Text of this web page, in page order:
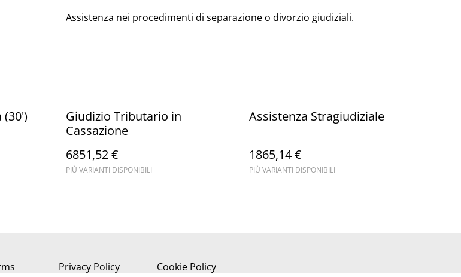
Assistenza nei procedimenti di separazione o divorzio giudiziali.
Giudizio Tributario in
Cassazione
6851,52 €
PIÙ VARIANTI DISPONIBILI
Assistenza Stragiudiziale
1865,14 €
PIÙ VARIANTI DISPONIBILI
Privacy Policy Cookie Policy